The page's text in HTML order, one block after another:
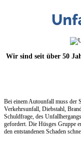
Wir sind seit über 50
Bei einem Autounfall muss der
Verkehrsunfall, Diebstahl,
Schuldfrage, des
gefordert. Die Hüsges Gruppe
den entstandenen Schaden